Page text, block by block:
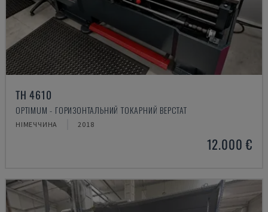
TH 4610
OPTIMUM - ГОРИЗОНТАЛЬНИЙ ТОКАРНИЙ ВЕРСТАТ
НІМЕЧЧИНА 2018
12.000 €